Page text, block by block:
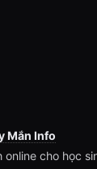
Mắn Info
online cho học